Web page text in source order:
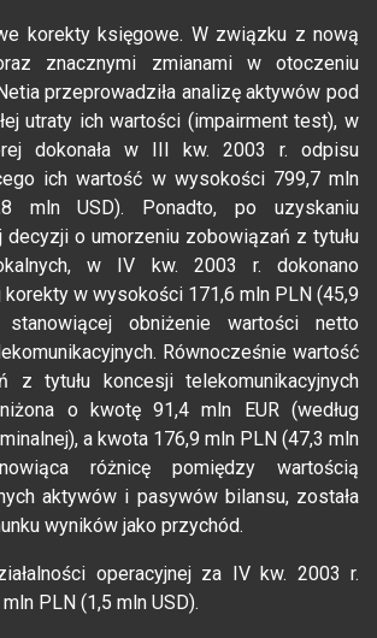
korekty księgowe. W związku z nową
znacznymi zmianami w otoczeniu
przeprowadziła analizę aktywów pod
utraty ich wartości (impairment test), w
dokonała w III kw. 2003 r. odpisu
ich wartość w wysokości 799,7 mln
mln USD). Ponadto, po uzyskaniu
decyzji o umorzeniu zobowiązań z tytułu
w IV kw. 2003 r. dokonano
w wysokości 171,6 mln PLN (45,9
obniżenie wartości netto
Równocześnie wartość
z tytułu koncesji telekomunikacyjnych
o kwotę 91,4 mln EUR (według
a kwota 176,9 mln PLN (47,3 mln
różnicę pomiędzy wartością
aktywów i pasywów bilansu, została
wyników jako przychód.
operacyjnej za IV kw. 2003 r.
PLN (1,5 mln USD).